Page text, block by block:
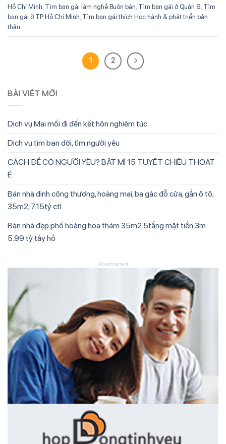
Hồ Chí Minh, Tìm bạn gái làm nghề Buôn bán, Tìm bạn gái ở Quận 6, Tìm
bạn gái ở TP Hồ Chí Minh, Tìm bạn gái thích Học hành & phát triển bản
thân
1 2
BÀI VIẾT MỚI
Dịch vụ Mai mối đi đến kết hôn nghiêm túc
Dịch vụ tìm bạn đời, tìm người yêu
CÁCH ĐỂ CÓ NGƯỜI YÊU? BẬT MÍ 15 TUYỆT CHIÊU THOÁT
Ế
Bán nhà định công thượng, hoàng mai, ba gác đỗ cửa, gần ô tô,
35m2, 7.15tỷ ctl
Bán nhà đẹp phố hoàng hoa thám 35m2 5tầng mặt tiền 3m
5.99 tỷ tây hồ
Advertisement